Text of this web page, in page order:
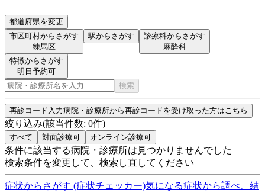
都道府県を変更
市区町村からさがす
練馬区
駅からさがす
診療科からさがす
麻酔科
特徴からさがす
明日予約可
検索
再診コード入力病院・診療所から再診コードを受け取った方はこちら
絞り込み(該当件数: 0件)
すべて 対面診療可 オンライン診療可
条件に該当する病院・診療所は見つかりませんでした
検索条件を変更して、検索し直してください
症状からさがす (症状チェッカー)気になる症状から調べ、結